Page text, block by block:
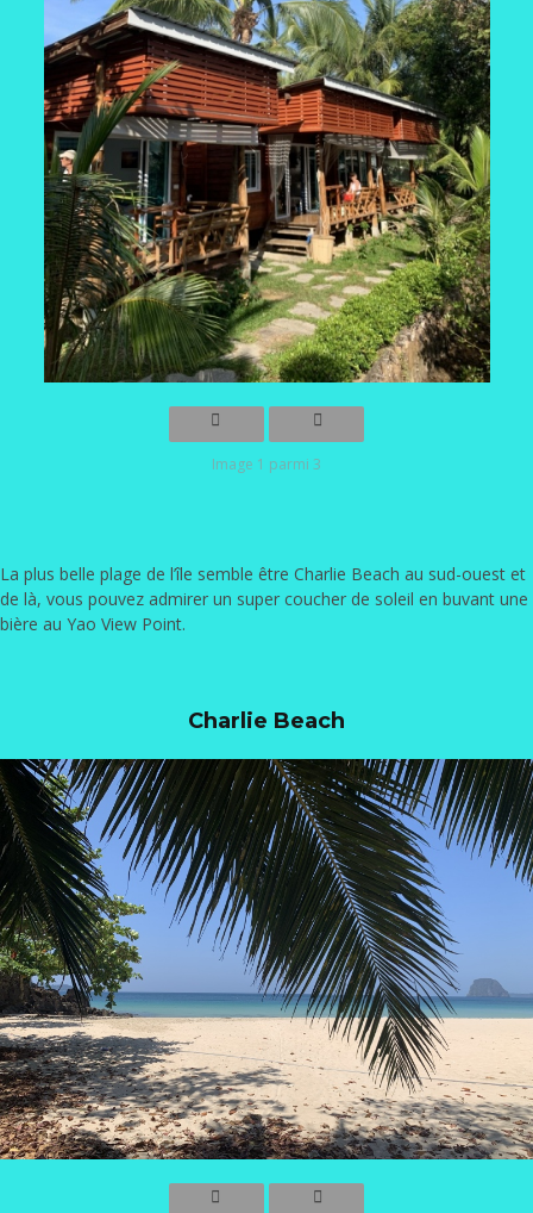
Image 1 parmi 3
La plus belle plage de l’île semble être Charlie Beach au sud-ouest et
de là, vous pouvez admirer un super coucher de soleil en buvant une
bière au Yao View Point.
Charlie Beach